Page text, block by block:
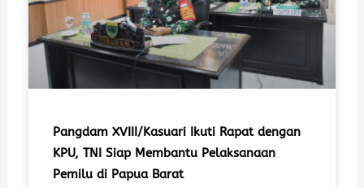
Pangdam XVIII/Kasuari Ikuti Rapat dengan
KPU, TNI Siap Membantu Pelaksanaan
Pemilu di Papua Barat